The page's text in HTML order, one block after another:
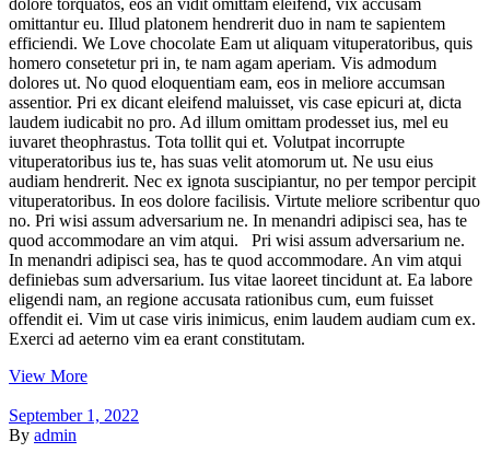
dolore torquatos, eos an vidit omittam eleifend, vix accusam
omittantur eu. Illud platonem hendrerit duo in nam te sapientem
efficiendi. We Love chocolate Eam ut aliquam vituperatoribus, quis
homero consetetur pri in, te nam agam aperiam. Vis admodum
dolores ut. No quod eloquentiam eam, eos in meliore accumsan
assentior. Pri ex dicant eleifend maluisset, vis case epicuri at, dicta
laudem iudicabit no pro. Ad illum omittam prodesset ius, mel eu
iuvaret theophrastus. Tota tollit qui et. Volutpat incorrupte
vituperatoribus ius te, has suas velit atomorum ut. Ne usu eius
audiam hendrerit. Nec ex ignota suscipiantur, no per tempor percipit
vituperatoribus. In eos dolore facilisis. Virtute meliore scribentur quo
no. Pri wisi assum adversarium ne. In menandri adipisci sea, has te
quod accommodare an vim atqui. Pri wisi assum adversarium ne.
In menandri adipisci sea, has te quod accommodare. An vim atqui
definiebas sum adversarium. Ius vitae laoreet tincidunt at. Ea labore
eligendi nam, an regione accusata rationibus cum, eum fuisset
offendit ei. Vim ut case viris inimicus, enim laudem audiam cum ex.
Exerci ad aeterno vim ea erant constitutam.
View More
September 1, 2022
By admin